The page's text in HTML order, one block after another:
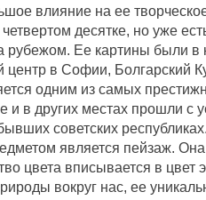
влияние на ее
десятке, но уже
рубежом. Ее картины были в
центр в Софии, Болгарский
одним из самых
в других местах прошли с
советских
является пейзаж. Она
цвета вписывается в
вокруг нас, ее